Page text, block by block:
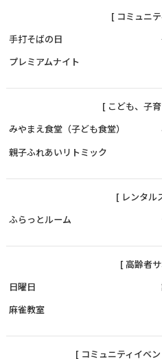
[ コミュニ
手打そばの日
プレミアムナイト
[ こども、子
みやまえ食堂（子ども食堂）
親子ふれあいリトミック
[ レンタル
ふらっとルーム
[ 高齢者
日曜日
麻雀教室
[ コミュニティイベ